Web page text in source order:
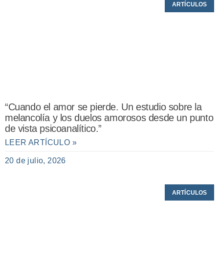
ARTÍCULOS
“Cuando el amor se pierde. Un estudio sobre la
melancolía y los duelos amorosos desde un punto
de vista psicoanalítico.”
LEER ARTÍCULO »
20 de julio, 2026
ARTÍCULOS